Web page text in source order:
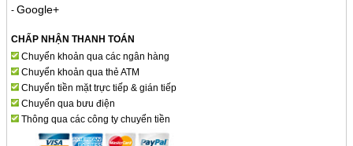
- Google+
CHẤP NHẬN THANH TOÁN
Chuyển khoản qua các ngân hàng
Chuyển khoản qua thẻ ATM
Chuyển tiền mặt trực tiếp & gián tiếp
Chuyển qua bưu điện
Thông qua các công ty chuyển tiền